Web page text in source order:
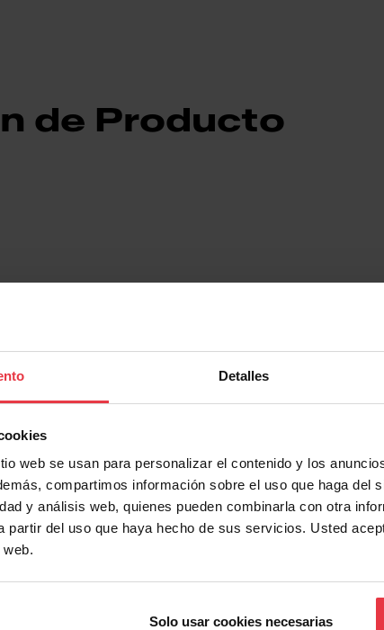
Detalles
web se usan para personalizar el contenido y los
compartimos información sobre el uso que haga del
y análisis web, quienes pueden combinarla con otra
partir del uso que haya hecho de sus servicios. Usted
Solo usar cookies necesarias
de Producto